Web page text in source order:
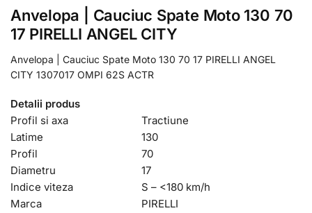
Anvelopa | Cauciuc Spate Moto 130 70
17 PIRELLI ANGEL CITY
Anvelopa | Cauciuc Spate Moto 130 70 17 PIRELLI ANGEL
CITY 1307017 OMPI 62S ACTR
Detalii produs
Profil si axa
Tractiune
Latime
130
Profil
70
Diametru
17
Indice viteza
S – <180 km/h
Marca
PIRELLI